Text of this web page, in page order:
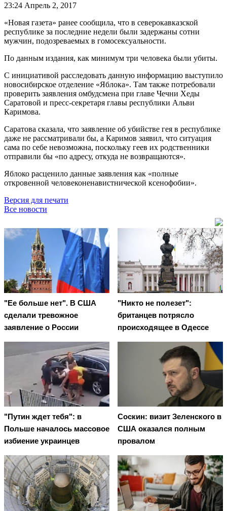
23:24 Апрель 2, 2017
«Новая газета» ранее сообщила, что в северокавказской
республике за последние недели были задержаны сотни
мужчин, подозреваемых в гомосексуальности.
По данным издания, как минимум три человека были убиты.
С инициативой расследовать данную информацию выступило
новосибирское отделение «Яблока». Там также потребовали
проверить заявления омбудсмена при главе Чечни Хеды
Саратовой и пресс-секретаря главы республики Альви
Каримова.
Саратова сказала, что заявление об убийстве гея в республике
даже не рассматривали бы, а Каримов заявил, что ситуация
сама по себе невозможна, поскольку геев их родственники
отправили бы «по адресу, откуда не возвращаются».
Яблоко расценило данные заявления как «полные
откровенной человеконенавистнической ксенофобии».
Версия для печати
Все новости
"Ее больше нет". В США
сделали тревожное
заявление о России
"Никто не полезет":
британцев потрясло
происходящее в Одессе
"Путин ждет тебя": в
Польше началось массовое
избиение украинцев
Соскин: визит Зеленского в
США оказался полным
провалом